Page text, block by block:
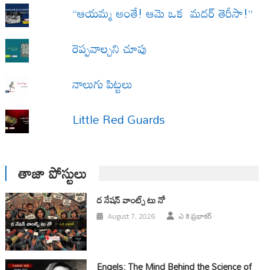
“ఆయమ్మ అంతే! ఆమె ఒక మదర్ తెరీసా!”
రెప్పవాల్చని చూపు
నాలుగు పిట్టలు
Little Red Guards
తాజా పోస్టులు
ద నేషన్ వాంట్స్ టు నో
August 7, 2026 ఎ కె ప్రభాకర్
Engels: The Mind Behind the Science of